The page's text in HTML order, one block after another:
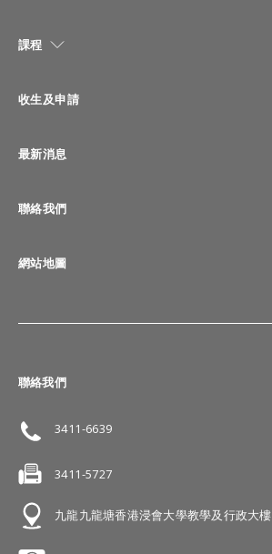
課程
收生及申請
最新消息
聯絡我們
網站地圖
聯絡我們
3411-6639
3411-5727
九龍九龍塘香港浸會大學教學及行政大樓